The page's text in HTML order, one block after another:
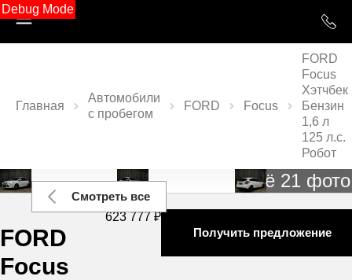
Debug Mode
Главная
Автомобили
с пробегом
FORD Focus
FORD
Focus
Хэтчбек
Бензин
1,6 л
125 л.с.
Робот
Ещё 21 фото
Смотреть все
FORD
Focus
623 777 ₽
Получить предложение